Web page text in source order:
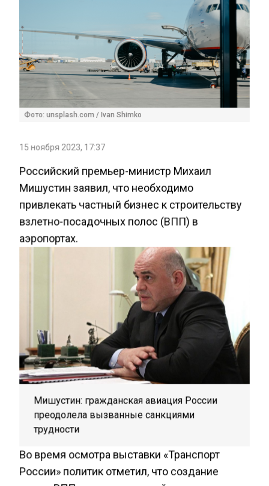
Фото: unsplash.com / Ivan Shimko
15 ноября 2023, 17:37
Российский премьер-министр Михаил
Мишустин заявил, что необходимо
привлекать частный бизнес к строительству
взлетно-посадочных полос (ВПП) в
аэропортах.
Мишустин: гражданская авиация России
преодолела вызванные санкциями
трудности
Во время осмотра выставки «Транспорт
России» политик отметил, что создание